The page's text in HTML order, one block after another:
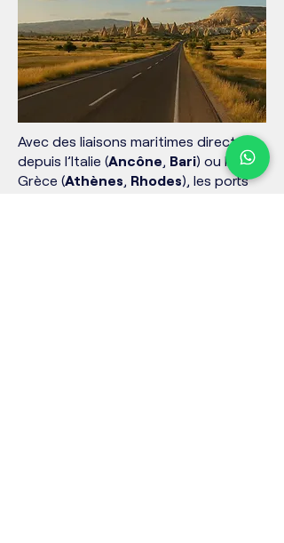
Avec des liaisons maritimes directes
depuis l’Italie (Ancône, Bari) ou la
Grèce (Athènes, Rhodes), les ports